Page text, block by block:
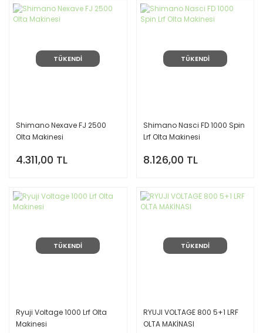
TÜKENDİ
Shimano Nexave FJ 2500
Olta Makinesi
4.311,00 TL
TÜKENDİ
Shimano Nasci FD 1000 Spin
Lrf Olta Makinesi
8.126,00 TL
TÜKENDİ
Ryuji Voltage 1000 Lrf Olta
Makinesi
TÜKENDİ
RYUJI VOLTAGE 800 5+1 LRF
OLTA MAKİNASI